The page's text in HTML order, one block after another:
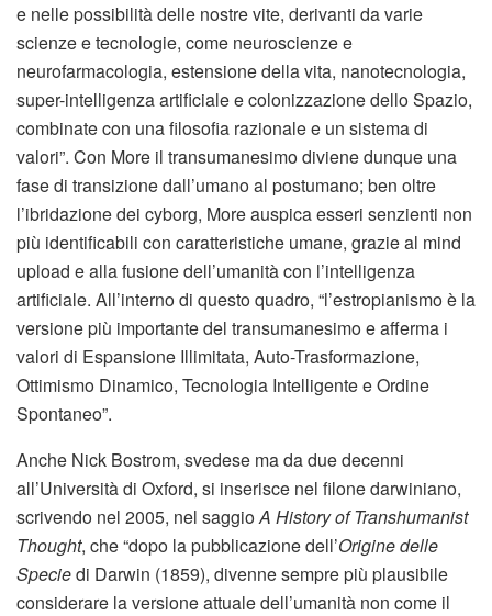
e nelle possibilità delle nostre vite, derivanti da varie
scienze e tecnologie, come neuroscienze e
neurofarmacologia, estensione della vita, nanotecnologia,
super-intelligenza artificiale e colonizzazione dello Spazio,
combinate con una filosofia razionale e un sistema di
valori”. Con More il transumanesimo diviene dunque una
fase di transizione dall’umano al postumano; ben oltre
l’ibridazione dei cyborg, More auspica esseri senzienti non
più identificabili con caratteristiche umane, grazie al mind
upload e alla fusione dell’umanità con l’intelligenza
artificiale. All’interno di questo quadro, “l’estropianismo è la
versione più importante del transumanesimo e afferma i
valori di Espansione Illimitata, Auto-Trasformazione,
Ottimismo Dinamico, Tecnologia Intelligente e Ordine
Spontaneo”.
Anche Nick Bostrom, svedese ma da due decenni
all’Università di Oxford, si inserisce nel filone darwiniano,
scrivendo nel 2005, nel saggioA History of Transhumanist
Thought, che “dopo la pubblicazione dell’Originedelle
Speciedi Darwin (1859), divenne sempre più plausibile
considerare la versione attuale dell’umanità non come il